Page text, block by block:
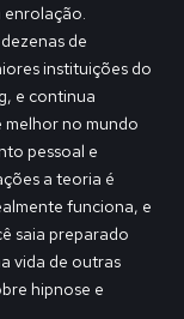
enrolação.
de
instituições do
e continua
melhor no mundo
pessoal e
a teoria é
funciona, e
saia preparado
vida de outras
hipnose e